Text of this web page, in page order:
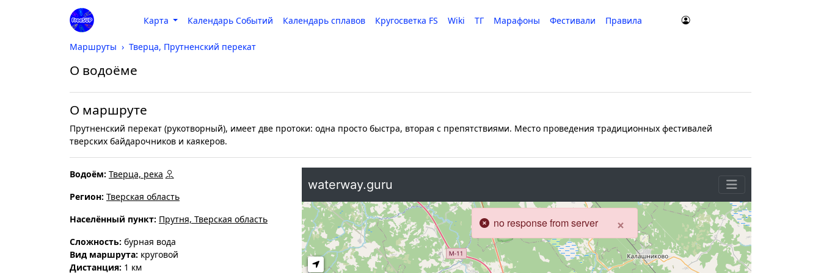
Карта Календарь Событий Календарь сплавов Кругосветка FS Wiki ТГ Марафоны Фестивали Правила
Маршруты Тверца, Прутненский перекат
О водоёме
О маршруте
Прутненский перекат (рукотворный), имеет две протоки: одна просто быстра, вторая с препятствиями. Место проведения традиционных фестивалей
тверских байдарочников и каякеров.
Водоём: Тверца, река
Регион: Тверская область
Населённый пункт: Прутня, Тверская область
Cложность: бурная вода
Вид маршрута: круговой
Дистанция: 1 км